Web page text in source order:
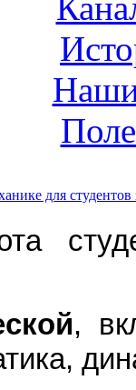
для студентов
,